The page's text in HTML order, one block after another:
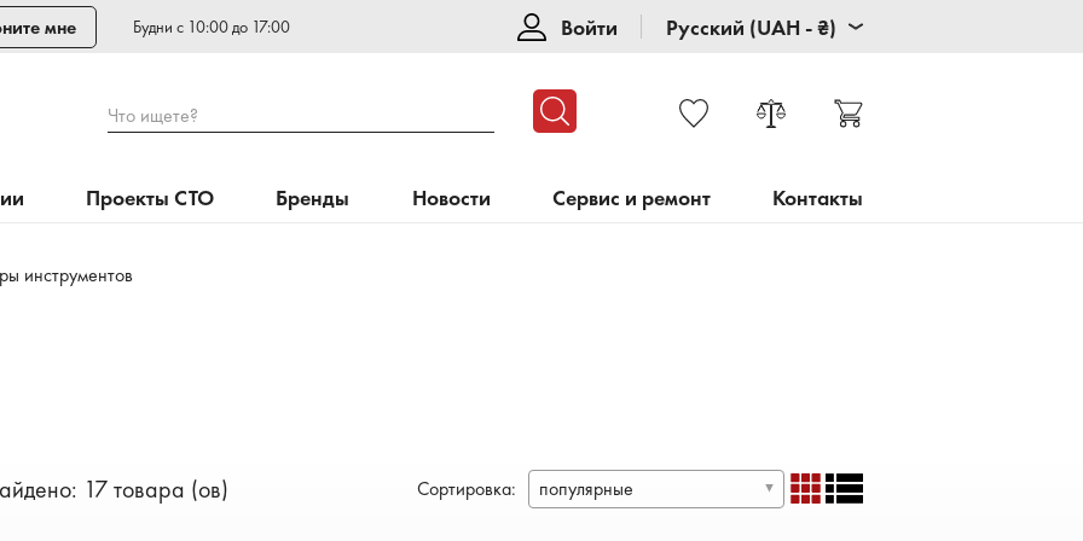
мне Будни с 10:00 до 17:00 Войти Русский (UAH - ₴)
Что ищете?
Проекты СТО Бренды Новости Сервис и ремонт Контакты
инструментов
17 товара (ов) Сортировка: популярные